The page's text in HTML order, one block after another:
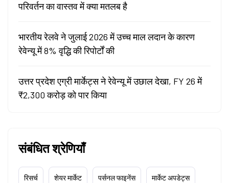
परिवर्तन का वास्तव में क्या मतलब है
भारतीय रेलवे ने जुलाई 2026 में उच्च माल लदान के कारण
रेवेन्यू में 8% वृद्धि की रिपोर्टों की
उत्तर प्रदेश एग्री मार्केट्स ने रेवेन्यू में उछाल देखा, FY 26 में
₹2,300 करोड़ को पार किया
संबंधित श्रेणियाँ
रिसर्च शेयर मार्केट पर्सनल फाइनेंस मार्केट अपडेट्स